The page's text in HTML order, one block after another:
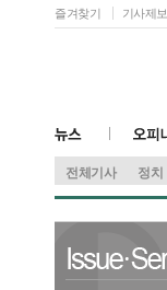
즐겨찾기 기사제보
전체기사 정치